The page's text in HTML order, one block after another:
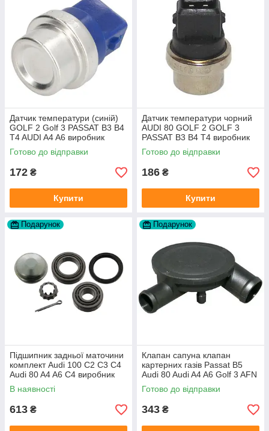
Датчик температури (синій)
GOLF 2 Golf 3 PASSAT B3 B4
T4 AUDI A4 A6 виробник
Topran Німеччина
Готово до відправки
172 ₴
Купити
Датчик температури чорний
AUDI 80 GOLF 2 GOLF 3
PASSAT B3 B4 T4 виробник
TOPRAN Німеччина
Готово до відправки
186 ₴
Купити
Подарунок
Підшипник задньої маточини
комплект Audi 100 C2 C3 C4
Audi 80 A4 A6 C4 виробник
FAG
В наявності
613 ₴
Подарунок
Клапан сапуна клапан
картерних газів Passat B5
Audi 80 Audi A4 A6 Golf 3 AFN
1Y AAZ 1Z AFF AEY AAZ AHB
AHU
Готово до відправки
343 ₴